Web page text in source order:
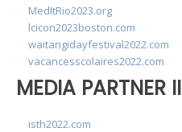
MedItRio2023.org
lcicon2023boston.com
waitangidayfestival2022.com
vacancesscolaires2022.com
MEDIA PARTNER II
isth2022.com